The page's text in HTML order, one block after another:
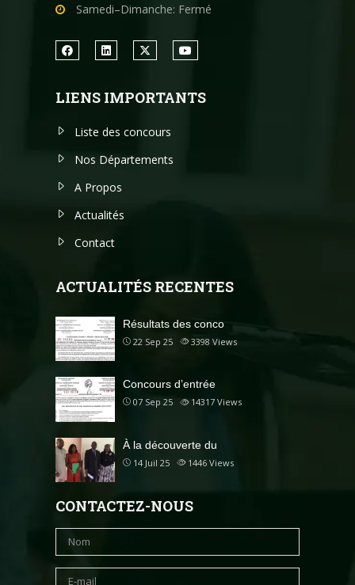
Samedi–Dimanche: Fermé
LIENS IMPORTANTS
Liste des concours
Nos Départements
A Propos
Actualités
Contact
ACTUALITÉS RECENTES
Résultats des conco
22 Sep 25 3398 Views
Concours d’entrée
07 Sep 25 14317 Views
À la découverte du
14 Juil 25 1446 Views
CONTACTEZ-NOUS